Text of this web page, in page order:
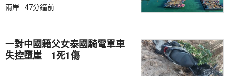
兩岸 47分鐘前
一對中國籍父女泰國騎電單車
失控墮崖 1死1傷